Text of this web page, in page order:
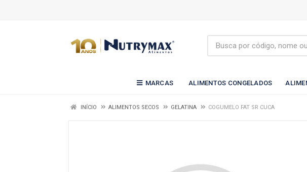
MARCAS ALIMENTOS CONGELADOS
INÍCIO ALIMENTOS SECOS GELATINA COGUMELO FAT SR CUCA